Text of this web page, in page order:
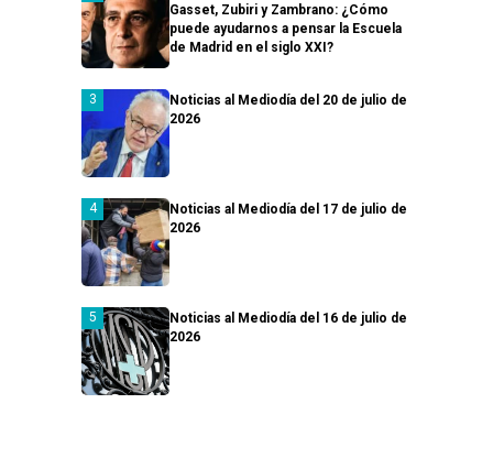
Gasset, Zubiri y Zambrano: ¿Cómo
puede ayudarnos a pensar la Escuela
de Madrid en el siglo XXI?
Noticias al Mediodía del 20 de julio de
2026
Noticias al Mediodía del 17 de julio de
2026
Noticias al Mediodía del 16 de julio de
2026